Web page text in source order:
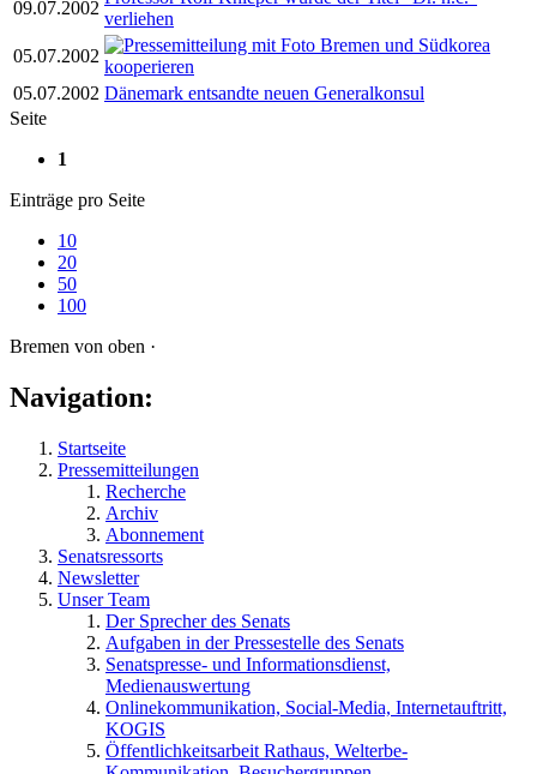
09.07.2002
verliehen
05.07.2002
Bremen und Südkorea
kooperieren
05.07.2002 Dänemark entsandte neuen Generalkonsul
Seite
1
Einträge pro Seite
10
20
50
100
Bremen von oben ·
Navigation:
Startseite
Pressemitteilungen
Recherche
Archiv
Abonnement
Senatsressorts
Newsletter
Unser Team
Der Sprecher des Senats
Aufgaben in der Pressestelle des Senats
Senatspresse- und Informationsdienst,
Medienauswertung
Onlinekommunikation, Social-Media, Internetauftritt,
KOGIS
Öffentlichkeitsarbeit Rathaus, Welterbe-